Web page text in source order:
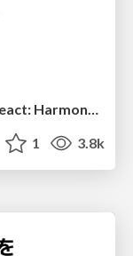
Preact、HooksとSignalsの両立 / Preact: Harmonizing Hooks and Signals
1 3.8k